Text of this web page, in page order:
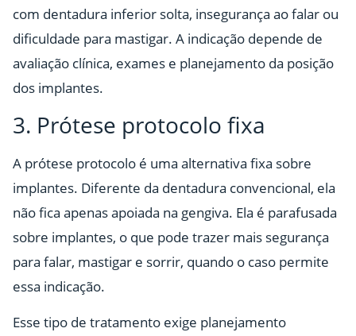
com dentadura inferior solta, insegurança ao falar ou
dificuldade para mastigar. A indicação depende de
avaliação clínica, exames e planejamento da posição
dos implantes.
3. Prótese protocolo fixa
A prótese protocolo é uma alternativa fixa sobre
implantes. Diferente da dentadura convencional, ela
não fica apenas apoiada na gengiva. Ela é parafusada
sobre implantes, o que pode trazer mais segurança
para falar, mastigar e sorrir, quando o caso permite
essa indicação.
Esse tipo de tratamento exige planejamento